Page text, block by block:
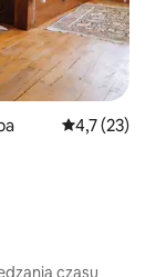
Średnia
4,7 (23)
czasu